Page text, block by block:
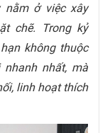
nằm ở việc xây
chẽ. Trong kỷ
không thuộc
nhất, mà
linh hoạt thích